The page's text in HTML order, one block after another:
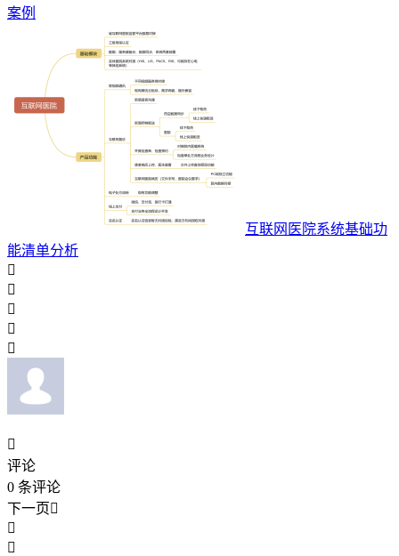
案例
互联网医院系统基础功
能清单分析






评论
0 条评论
下一页

